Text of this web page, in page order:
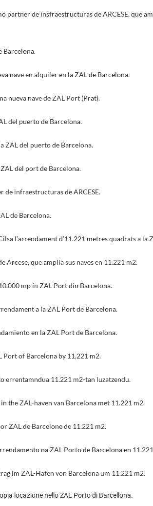
partner de insfraestructuras de ARCESE, que
Barcelona.
nave en alquiler en la ZAL de Barcelona.
nueva nave de ZAL Port (Prat).
del puerto de Barcelona.
ZAL del puerto de Barcelona.
del port de Barcelona.
de infraestructuras de ARCESE.
de Barcelona.
l’arrendament d’11.221 metres quadrats a la
Arcese, que amplía sus naves en 11.221 m2.
mp ín ZAL Port din Barcelona.
a la ZAL Port de Barcelona.
en la ZAL Port de Barcelona.
Port of Barcelona by 11,221 m2.
errentamndua 11.221 m2-tan luzatzendu.
the ZAL-haven van Barcelona met 11.221 m2.
ZAL de Barcelone de 11.221 m2.
na ZAL Porto de Barcelona en
im ZAL-Hafen von Barcelona um 11.221 m2.
locazione nello ZAL Porto di Barcellona.